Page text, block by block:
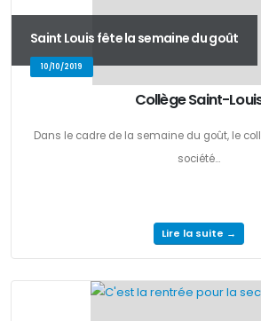
Saint Louis fête la semaine du goût
10/10/2019
Collège Saint-
Dans le cadre de la semaine du goût, le
société...
Lire la suite →